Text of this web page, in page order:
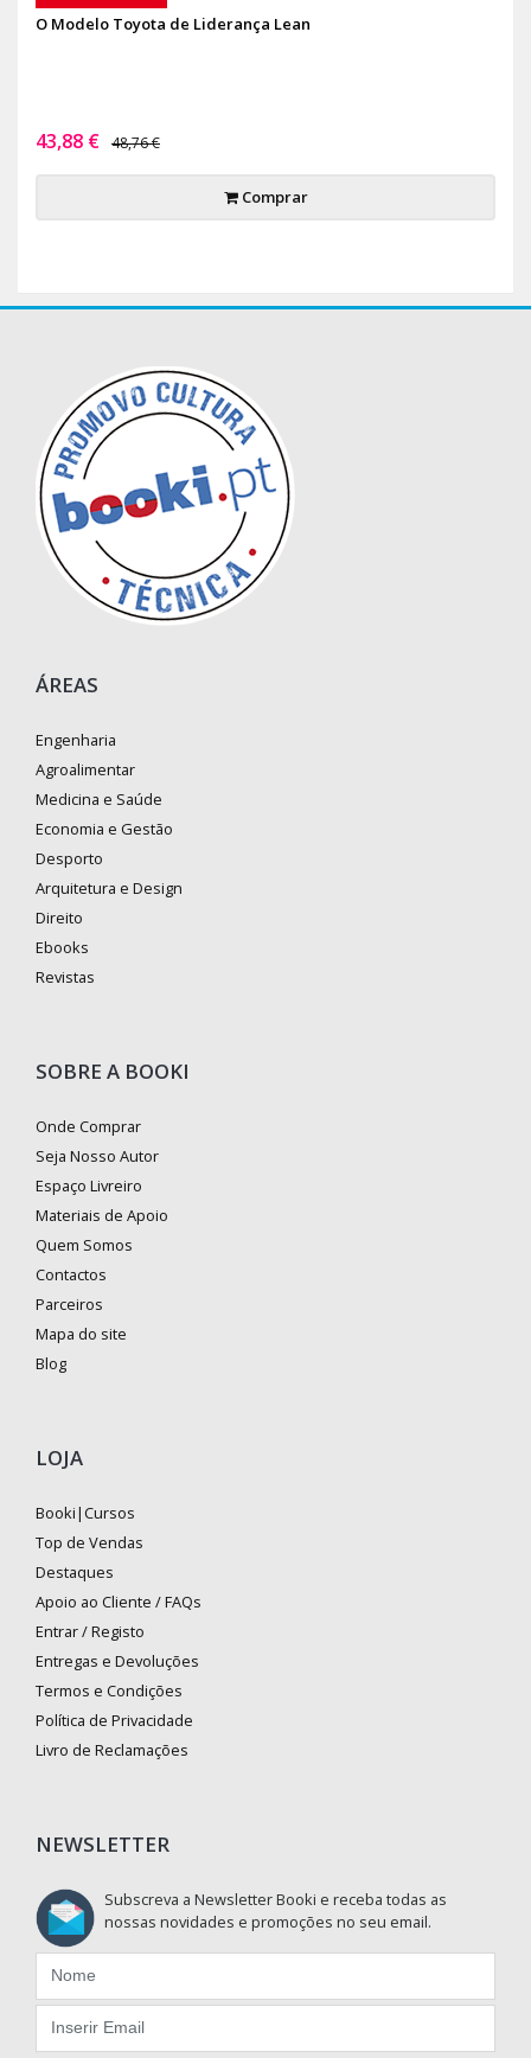
O Modelo Toyota de Liderança Lean
43,88 € 48,76 €
Comprar
ÁREAS
Engenharia
Agroalimentar
Medicina e Saúde
Economia e Gestão
Desporto
Arquitetura e Design
Direito
Ebooks
Revistas
SOBRE A BOOKI
Onde Comprar
Seja Nosso Autor
Espaço Livreiro
Materiais de Apoio
Quem Somos
Contactos
Parceiros
Mapa do site
Blog
LOJA
Booki|Cursos
Top de Vendas
Destaques
Apoio ao Cliente / FAQs
Entrar / Registo
Entregas e Devoluções
Termos e Condições
Política de Privacidade
Livro de Reclamações
NEWSLETTER
Subscreva a Newsletter Booki e receba todas as
nossas novidades e promoções no seu email.